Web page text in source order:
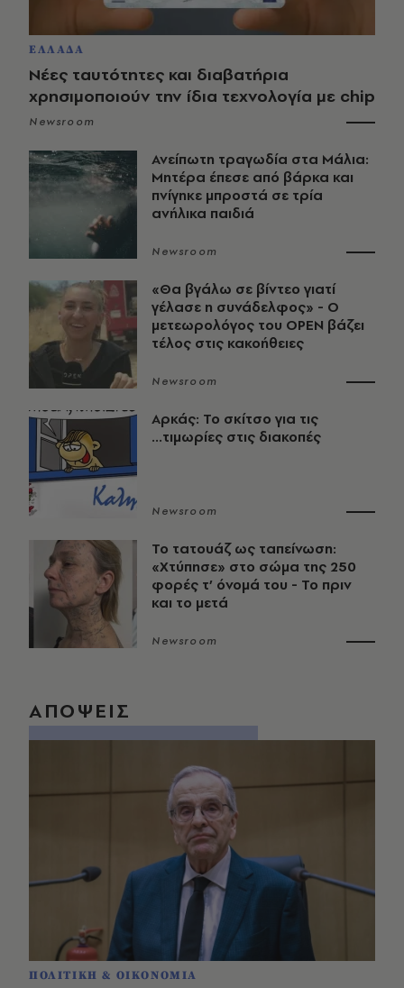
ΕΛΛΑΔΑ
Νέες ταυτότητες και διαβατήρια
χρησιμοποιούν την ίδια τεχνολογία με chip
Newsroom
Ανείπωτη τραγωδία στα Μάλια:
Μητέρα έπεσε από βάρκα και
πνίγηκε μπροστά σε τρία
ανήλικα παιδιά
Newsroom
«Θα βγάλω σε βίντεο γιατί
γέλασε η συνάδελφος» - Ο
μετεωρολόγος του OPEN βάζει
τέλος στις κακοήθειες
Newsroom
Αρκάς: Το σκίτσο για τις
...τιμωρίες στις διακοπές
Newsroom
Το τατουάζ ως ταπείνωση:
«Χτύπησε» στο σώμα της 250
φορές τ’ όνομά του - Το πριν
και το μετά
Newsroom
ΑΠΟΨΕΙΣ
ΠΟΛΙΤΙΚΗ & ΟΙΚΟΝΟΜΙΑ